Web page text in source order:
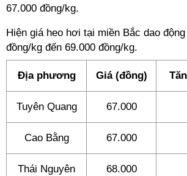
67.000 đồng/kg.
Hiện giá heo hơi tại miền Bắc dao
đồng/kg đến 69.000 đồng/kg.
Địa phương Giá (đồng)
Tuyên Quang 67.000
Cao Bằng 67.000
Thái Nguyên 68.000